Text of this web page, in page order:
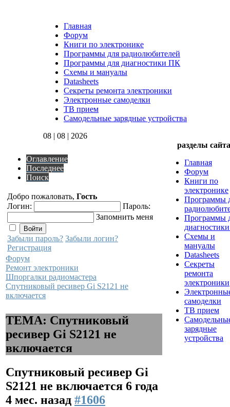
Главная
Форум
Книги по электронике
Программы для радиолюбителей
Программы для диагностики ПК
Схемы и мануалы
Datasheets
Секреты ремонта электроники
Электронные самоделки
ТВ прием
Самодельные зарядные устройства
08 | 08 | 2026
Оглавление
Последнее
Поиск
Добро пожаловать, Гость
Логин:
Пароль:
Запомнить меня
Забыли пароль? Забыли логин?
Регистрация
Форум
Ремонт электроники
Шпоргалки радиомастера
Спутниковый ресивер Gi S2121 не
включается
ТЕМА: Спутниковый
ресивер Gi S2121 не
включается
Спутниковый ресивер Gi
S2121 не включается 6 года
4 мес. назад #1606
разделы сайта
Главная
Форум
Книги по
электронике
Программы
Программы
Схемы и
мануалы
Datasheets
Секреты
ремонта
электроники
самоделки
ТВ прием
зарядные
устройства